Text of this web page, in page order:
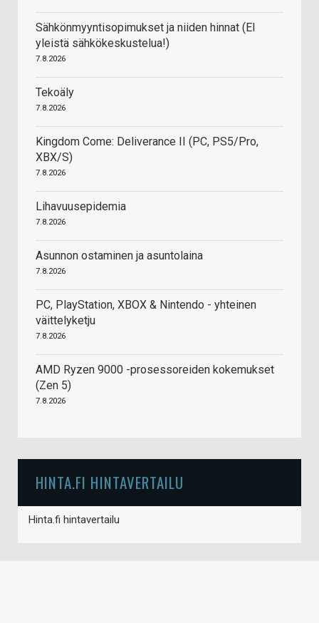
Sähkönmyyntisopimukset ja niiden hinnat (EI
yleistä sähkökeskustelua!)
7.8.2026
Tekoäly
7.8.2026
Kingdom Come: Deliverance II (PC, PS5/Pro,
XBX/S)
7.8.2026
Lihavuusepidemia
7.8.2026
Asunnon ostaminen ja asuntolaina
7.8.2026
PC, PlayStation, XBOX & Nintendo - yhteinen
väittelyketju
7.8.2026
AMD Ryzen 9000 -prosessoreiden kokemukset
(Zen 5)
7.8.2026
HINTA.FI HINTAVERTAILU
Hinta.fi hintavertailu